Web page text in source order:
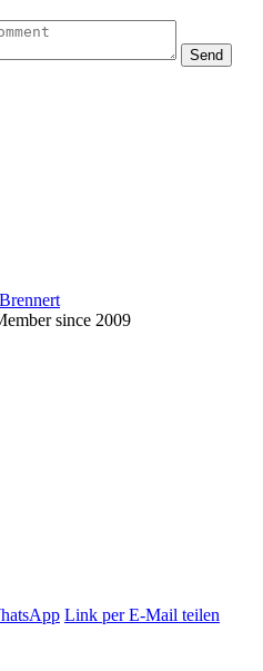
since 2009
Link per E-Mail teilen